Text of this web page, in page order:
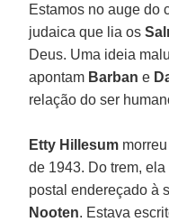
Estamos no auge do
judaica que lia os
Deus. Uma ideia
apontam Barbane
relação do ser
Etty Hillesum
de 1943. Do trem,
postal endereçado à
Nooten. Estava